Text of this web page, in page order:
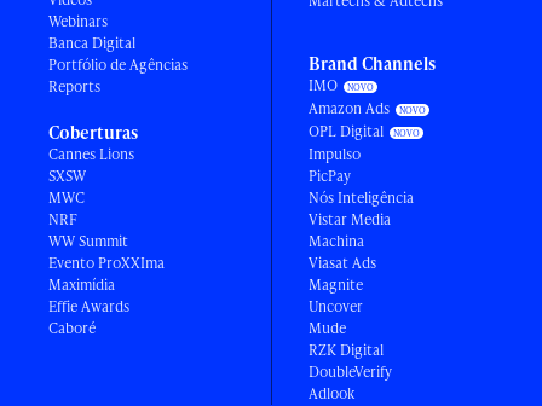
Webinars
Banca Digital
Portfólio de Agências
Reports
Coberturas
Cannes Lions
SXSW
MWC
NRF
WW Summit
Evento ProXXIma
Maximídia
Effie Awards
Caboré
Brand Channels
IMO
Amazon Ads
OPL Digital
Impulso
PicPay
Nós Inteligência
Vistar Media
Machina
Viasat Ads
Magnite
Uncover
Mude
RZK Digital
DoubleVerify
Adlook